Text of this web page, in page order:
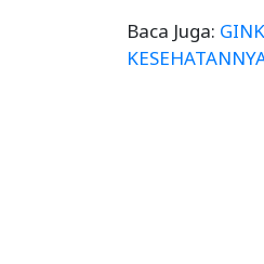
Baca Juga: